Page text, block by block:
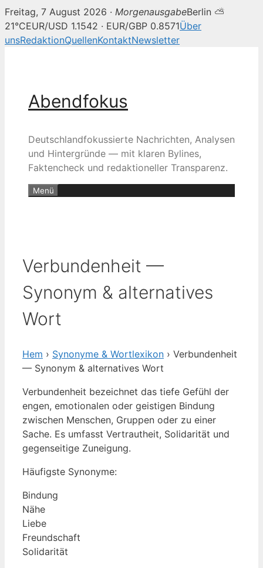
Freitag, 7 August 2026 · MorgenausgabeBerlin ⛅
21°CEUR/USD 1.1542 · EUR/GBP 0.8571Über
unsRedaktionQuellenKontaktNewsletter
Abendfokus
Deutschlandfokussierte Nachrichten, Analysen
und Hintergründe — mit klaren Bylines,
Faktencheck und redaktioneller Transparenz.
Menü
Verbundenheit —
Synonym & alternatives
Wort
Hem › Synonyme & Wortlexikon › Verbundenheit
— Synonym & alternatives Wort
Verbundenheit bezeichnet das tiefe Gefühl der
engen, emotionalen oder geistigen Bindung
zwischen Menschen, Gruppen oder zu einer
Sache. Es umfasst Vertrautheit, Solidarität und
gegenseitige Zuneigung.
Häufigste Synonyme:
Bindung
Nähe
Liebe
Freundschaft
Solidarität